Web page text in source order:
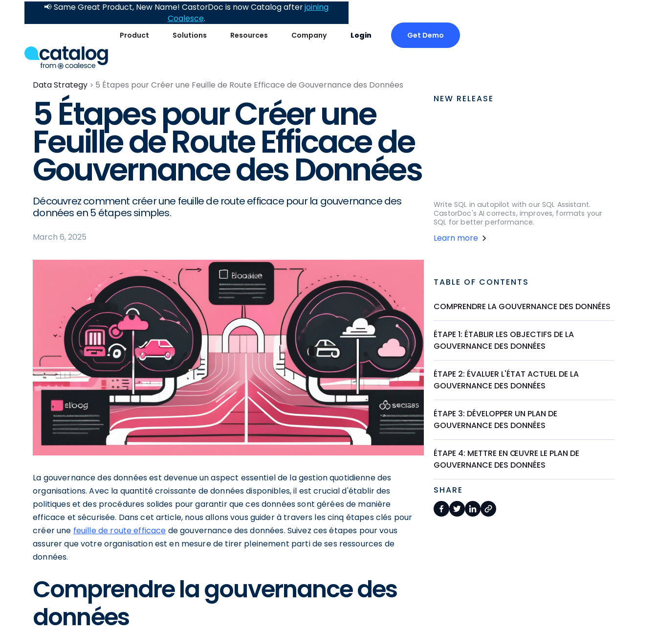
Product Solutions Resources Company Login Get Demo
📢 Same Great Product, New Name! CastorDoc is now Catalog afterjoining
Coalesce.
Data Strategy 5 Étapes pour Créer une Feuille de Route Efficace de Gouvernance des Données
5 Étapes pour Créer une
Feuille de Route Efficace de
Gouvernance des Données
Découvrez comment créer une feuille de route efficace pour la gouvernance des
données en 5 étapes simples.
March 6, 2025
La gouvernance des données est devenue un aspect essentiel de la gestion quotidienne des
organisations. Avec la quantité croissante de données disponibles, il est crucial d'établir des
politiques et des procédures solides pour garantir que ces données sont gérées de manière
efficace et sécurisée. Dans cet article, nous allons vous guider à travers les cinq étapes clés pour
créer une feuille de route efficace de gouvernance des données. Suivez ces étapes pour vous
assurer que votre organisation est en mesure de tirer pleinement parti de ses ressources de
données.
Comprendre la gouvernance des
données
NEW RELEASE
Write SQL in autopilot with our SQL Assistant.
CastorDoc's AI corrects, improves, formats your
SQL for better performance.
Learn more
TABLE OF CONTENTS
COMPRENDRE LA GOUVERNANCE DES DONNÉES
ÉTAPE 1: ÉTABLIR LES OBJECTIFS DE LA
GOUVERNANCE DES DONNÉES
ÉTAPE 2: ÉVALUER L'ÉTAT ACTUEL DE LA
GOUVERNANCE DES DONNÉES
ÉTAPE 3: DÉVELOPPER UN PLAN DE
GOUVERNANCE DES DONNÉES
ÉTAPE 4: METTRE EN ŒUVRE LE PLAN DE
GOUVERNANCE DES DONNÉES
SHARE